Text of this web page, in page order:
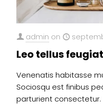
admin on
Leo tellus feugiat
Venenatis habitasse
Sociosqu est finibus
parturient consectetur.